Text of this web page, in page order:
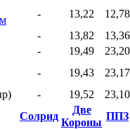
- 13,22
12,78
- 13,82
13,36
- 19,49
23,20
- 19,43
23,17
- 19,52
23,10
Солрид
Две
Короны
ППЗ